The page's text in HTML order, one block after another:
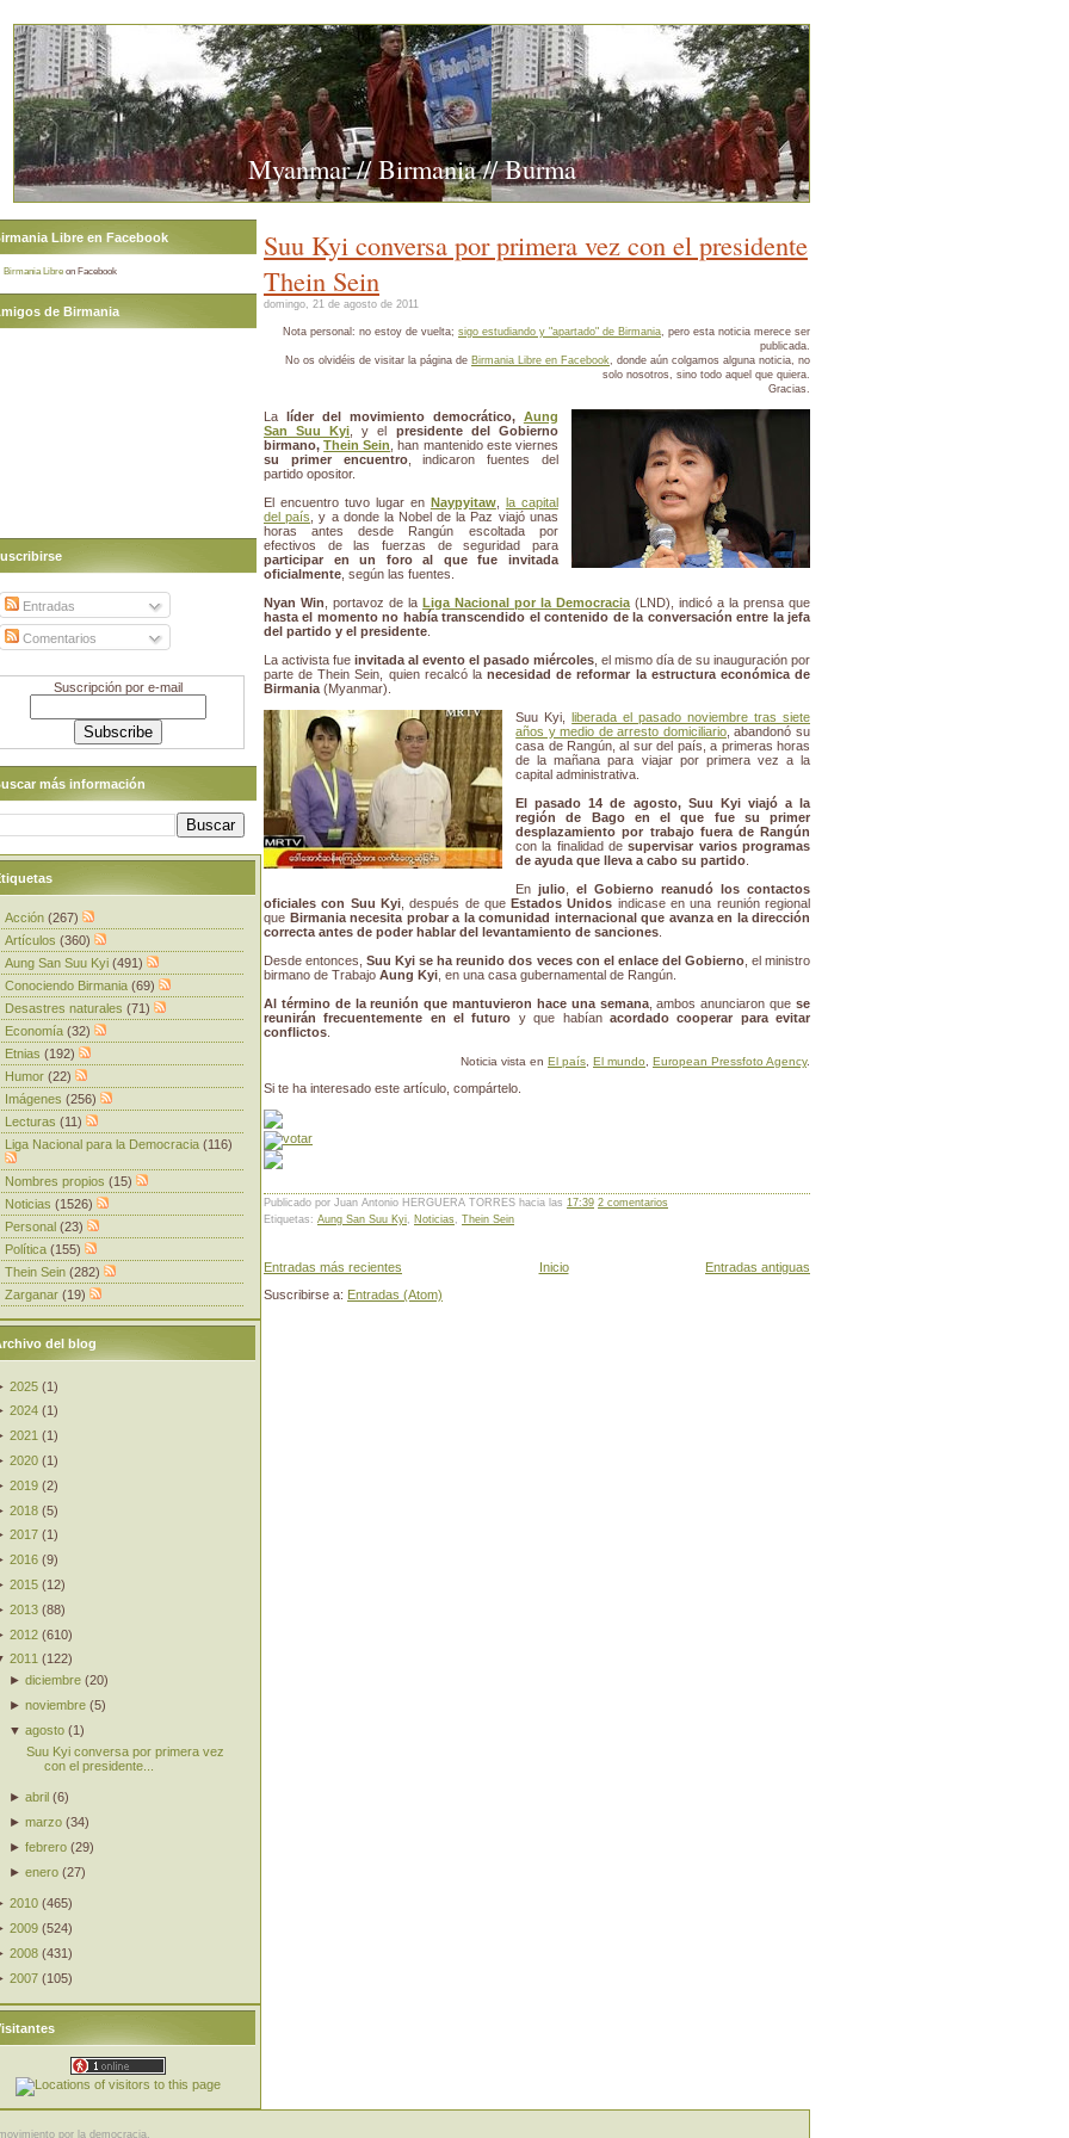
Myanmar // Birmania // Burma
Suu Kyi conversa por primera vez con el presidente
Thein Sein
domingo, 21 de agosto de 2011
Nota personal: no estoy de vuelta; sigo estudiando y "apartado" de Birmania, pero esta noticia merece ser
publicada.
No os olvidéis de visitar la página de Birmania Libre en Facebook, donde aún colgamos alguna noticia, no
solo nosotros, sino todo aquel que quiera.
Gracias.
La líder del movimiento democrático, Aung
San Suu Kyi , y el presidente del Gobierno
birmano,Thein Sein , han mantenido este viernes
su primer encuentro, indicaron fuentes del
partido opositor.
El encuentro tuvo lugar en Naypyitaw, la capital
del país , y a donde la Nobel de la Paz viajó unas
horas antes desde Rangún escoltada por
efectivos de las fuerzas de seguridad para
participar en un foro al que fue invitada
oficialmente , según las fuentes.
Nyan Win , portavoz de la Liga Nacional por la Democracia (LND), indicó a la prensa que
hasta el momento no había transcendido el contenido de la conversación entre la jefa
del partido y el presidente
La activista fue invitada al evento el pasado miércoles , el mismo día de su inauguración por
parte de Thein Sein, quien recalcó lanecesidad de reformar la estructura económica de
Birmania (Myanmar).
Suu Kyi,liberada el pasado noviembre tras siete
años y medio de arresto domiciliario, abandonó su
casa de Rangún, al sur del país, a primeras horas
de la mañana para viajar por primera vez a la
capital administrativa.
El pasado 14 de agosto, Suu Kyi viajó a la
región de Bago en el que fue su primer
desplazamiento por trabajo fuera de Rangún
con la finalidad desupervisar varios programas
de ayuda que lleva a cabo su partido
Enjulio ,el Gobierno reanudó los contactos
oficiales con Suu Kyi, después de queEstados Unidos indicase en una reunión regional
que Birmania necesita probar a la comunidad internacional que avanza en la dirección
correcta antes de poder hablar del levantamiento de sanciones
Desde entonces,Suu Kyi se ha reunido dos veces con el enlace del Gobierno, el ministro
birmano de Trabajo Aung Kyi , en una casa gubernamental de Rangún.
Al término de la reunión que mantuvieron hace una semana, ambos anunciaron quese
reunirán frecuentemente en el futuro y que habían acordado cooperar para evitar
conflictos
Noticia vista en El país El mundo European Pressfoto Agency.
Si te ha interesado este artículo, compártelo.
Publicado por Juan Antonio HERGUERA TORRES hacia las 17:39 2 comentarios
Etiquetas: Aung San Suu Kyi, Noticias, Thein Sein
Entradas más recientes Entradas antiguas
Inicio
Suscribirse a: Entradas (Atom)
Libre en Facebook
Birmania Libre on Facebook
de Birmania
Entradas
Comentarios
Suscripción por e-mail
más información
Acción (267)
Artículos (360)
Aung San Suu Kyi (491)
Conociendo Birmania (69)
Desastres naturales (71)
Economía (32)
Etnias (192)
Humor (22)
Imágenes (256)
Lecturas (11)
Liga Nacional para la Democracia (116)
Nombres propios (15)
Noticias (1526)
Personal (23)
Política (155)
Thein Sein (282)
Zarganar (19)
del blog
2025 (1)
2024 (1 )
2021 (1)
2020 (1)
2019 (2)
2018 (5)
2017 (1 )
2016 (9)
2015 (12)
2013 (88)
2012 (610)
2011 (122)
►diciembre (20)
►noviembre (5)
▼agosto (1)
Suu Kyi conversa por primera vez
con el presidente...
►abril (6)
►marzo (34)
►febrero (29)
►enero (27)
2010 (465)
2009 (524)
2008 (431)
2007 (105)
por la democracia.